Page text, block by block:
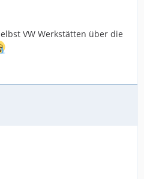
VW Werkstätten über die